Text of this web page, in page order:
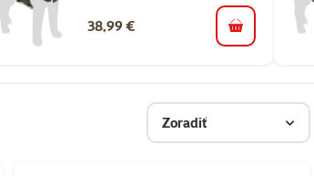
38,99 € do košíka
Zoradiť